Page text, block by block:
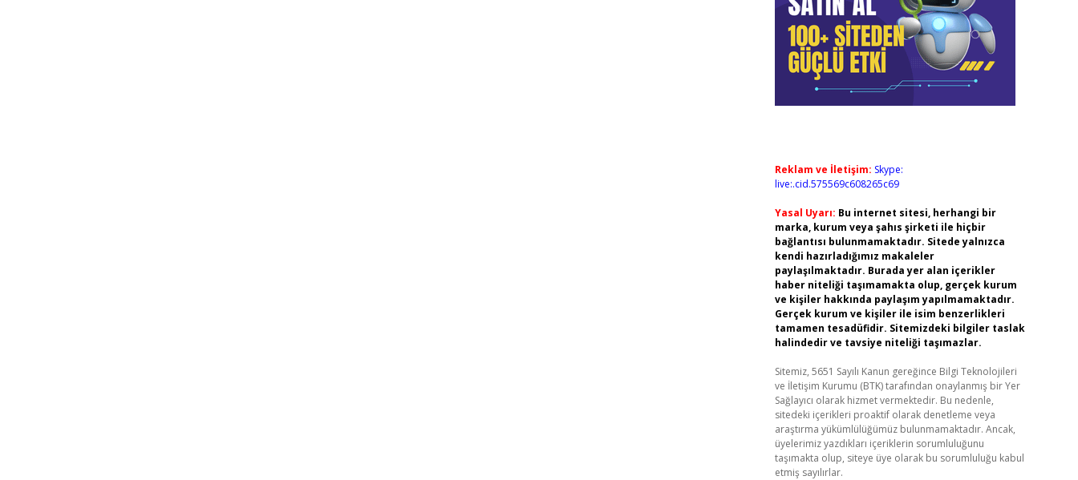
Reklam ve İletişim: Skype:
live:.cid.575569c608265c69
Yasal Uyarı: Bu internet sitesi, herhangi bir
marka, kurum veya şahıs şirketi ile hiçbir
bağlantısı bulunmamaktadır. Sitede yalnızca
kendi hazırladığımız makaleler
paylaşılmaktadır. Burada yer alan içerikler
haber niteliği taşımamakta olup, gerçek kurum
ve kişiler hakkında paylaşım yapılmamaktadır.
Gerçek kurum ve kişiler ile isim benzerlikleri
tamamen tesadüfidir. Sitemizdeki bilgiler taslak
halindedir ve tavsiye niteliği taşımazlar.
Sitemiz, 5651 Sayılı Kanun gereğince Bilgi Teknolojileri
ve İletişim Kurumu (BTK) tarafından onaylanmış bir Yer
Sağlayıcı olarak hizmet vermektedir. Bu nedenle,
sitedeki içerikleri proaktif olarak denetleme veya
araştırma yükümlülüğümüz bulunmamaktadır. Ancak,
üyelerimiz yazdıkları içeriklerin sorumluluğunu
taşımakta olup, siteye üye olarak bu sorumluluğu kabul
etmiş sayılırlar.